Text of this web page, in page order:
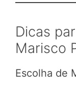
Dicas
Marisco
Escolha de